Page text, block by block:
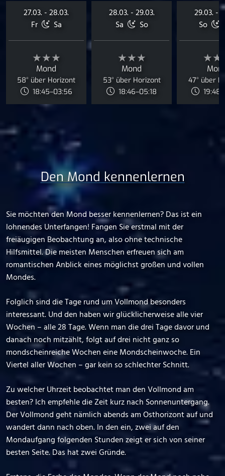
27.03. - 28.03.
Fr
Sa
★★★
Mond
58° über Horizont
18:45–03:56
28.03. - 29.03.
Sa
So
★★★
Mond
53° über Horizont
18:46–05:18
29.03. -
So
47° über
Den Mond kennenlernen
Sie möchten den Mond besser kennenlernen? Das ist ein
lohnendes Unterfangen! Fangen Sie erstmal mit der
freiäugigen Beobachtung an, also ohne technische
Hilfsmittel. Die meisten Menschen erfreuen sich am
romantischen Anblick eines möglichst großen und vollen
Mondes.
Folglich sind die Tage rund um Vollmond besonders
interessant. Und den haben wir glücklicherweise alle vier
Wochen – alle 28 Tage. Wenn man die drei Tage davor und
danach noch mitzählt, folgt auf drei nicht ganz so
mondscheinreiche Wochen eine Mondscheinwoche. Ein
Viertel aller Wochen – gar kein so schlechter Schnitt.
Zu welcher Uhrzeit beobachtet man den Vollmond am
besten? Ich empfehle die Zeit kurz nach Sonnenuntergang.
Der Vollmond geht nämlich abends am Osthorizont auf und
wandert dann nach oben. In den ein, zwei auf den
Mondaufgang folgenden Stunden zeigt er sich von seiner
besten Seite. Das hat zwei Gründe.